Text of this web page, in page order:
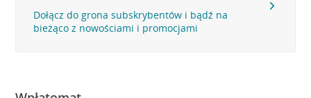
Dołącz do grona subskrybentów i bądź na
bieżąco z nowościami i promocjami